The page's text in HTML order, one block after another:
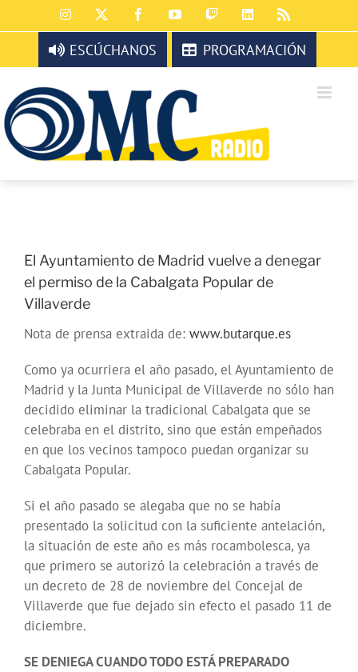
al
contenido
Instagram FacebookYouTubeTwitchLinkedIn
ESCÚCHANOS PROGRAMACIÓN
El Ayuntamiento de Madrid vuelve a denegar
el permiso de la Cabalgata Popular de
Villaverde
Nota de prensa extraida de: www.butarque.es
Como ya ocurriera el año pasado, el Ayuntamiento de
Madrid y la Junta Municipal de Villaverde no sólo han
decidido eliminar la tradicional Cabalgata que se
celebraba en el distrito, sino que están empeñados
en que los vecinos tampoco puedan organizar su
Cabalgata Popular.
Si el año pasado se alegaba que no se había
presentado la solicitud con la suficiente antelación,
la situación de este año es más rocambolesca, ya
que primero se autorizó la celebración a través de
un decreto de 28 de noviembre del Concejal de
Villaverde que fue dejado sin efecto el pasado 11 de
diciembre.
SE DENIEGA CUANDO TODO ESTÁ PREPARADO